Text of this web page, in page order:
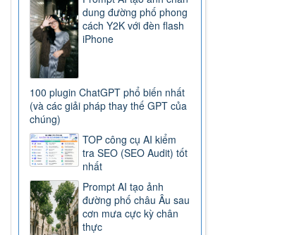
dung đường phố phong
cách Y2K với đèn flash
iPhone
100 plugin ChatGPT phổ biến nhất
(và các giải pháp thay thế GPT của
chúng)
TOP công cụ AI kiểm
tra SEO (SEO Audit) tốt
nhất
Prompt AI tạo ảnh
đường phố châu Âu sau
cơn mưa cực kỳ chân
thực